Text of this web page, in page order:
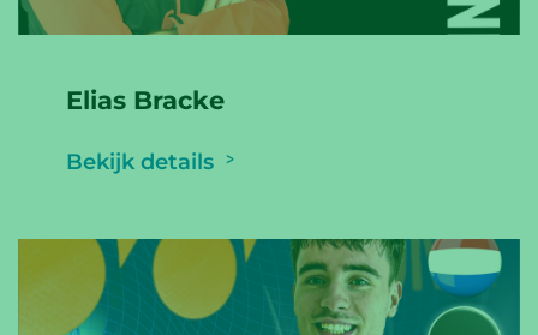
Elias Bracke
Bekijk details